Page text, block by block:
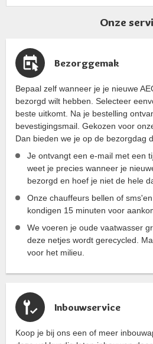
Onze
Bezorggemak
Bepaal zelf wanneer je je nieuwe
bezorgd wilt hebben. Selecteer
beste uitkomt. Na je bestelling
bevestigingsmail. Gekozen voor
Dan bieden we je op de bezorgdag
Je ontvangt een e-mail met een
weet je precies wanneer je
bezorgd en hoef je niet de hele
Onze chauffeurs bellen of
kondigen 15 minuten voor
We voeren je oude vaatwasser
deze netjes wordt gerecycled.
voor het milieu.
Inbouwservice
Koop je bij ons een of meer